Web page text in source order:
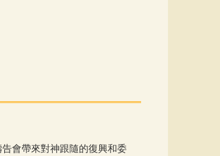
會帶來對神跟隨的復興和委